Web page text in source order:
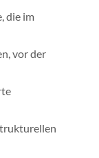
die im
vor der